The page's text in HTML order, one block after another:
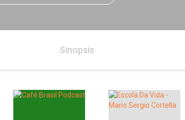
Sinopsis